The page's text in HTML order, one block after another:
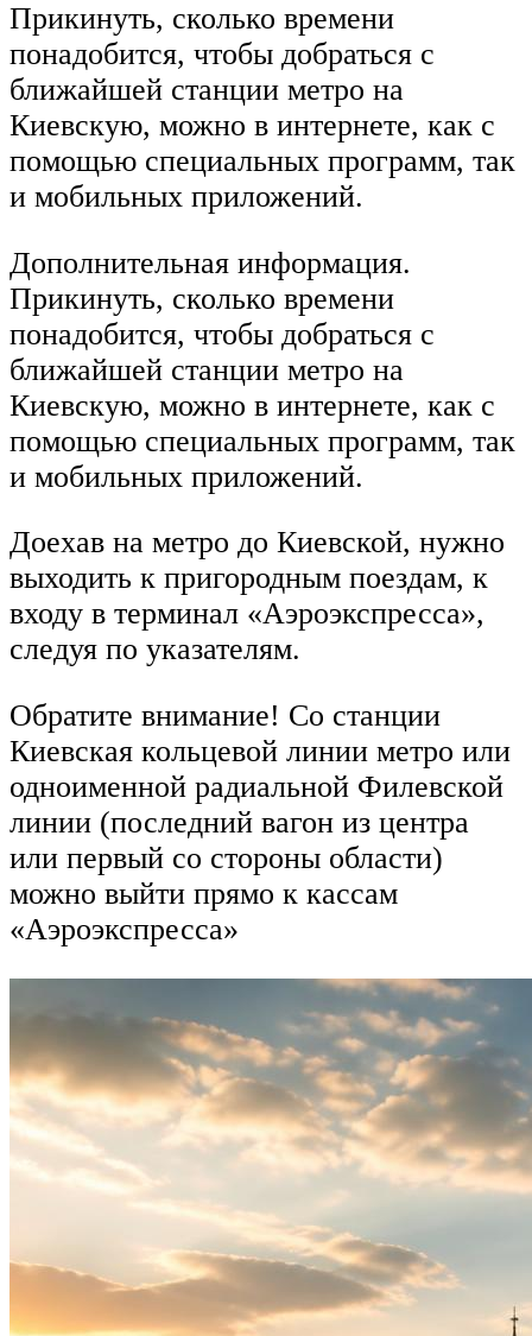
Прикинуть, сколько времени
понадобится, чтобы добраться с
ближайшей станции метро на
Киевскую, можно в интернете, как с
помощью специальных программ, так
и мобильных приложений.
Дополнительная информация.
Прикинуть, сколько времени
понадобится, чтобы добраться с
ближайшей станции метро на
Киевскую, можно в интернете, как с
помощью специальных программ, так
и мобильных приложений.
Доехав на метро до Киевской, нужно
выходить к пригородным поездам, к
входу в терминал «Аэроэкспресса»,
следуя по указателям.
Обратите внимание! Со станции
Киевская кольцевой линии метро или
одноименной радиальной Филевской
линии (последний вагон из центра
или первый со стороны области)
можно выйти прямо к кассам
«Аэроэкспресса»